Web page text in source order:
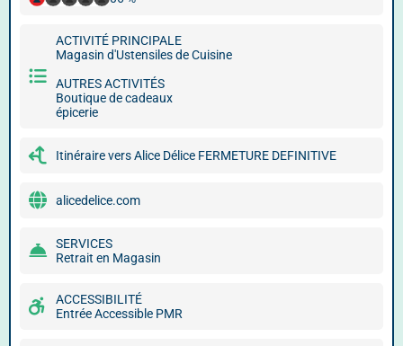
ACTIVITÉ PRINCIPALE
Magasin d'Ustensiles de Cuisine
AUTRES ACTIVITÉS
Boutique de cadeaux
épicerie
Itinéraire vers Alice Délice FERMETURE DEFINITIVE
alicedelice.com
SERVICES
Retrait en Magasin
ACCESSIBILITÉ
Entrée Accessible PMR